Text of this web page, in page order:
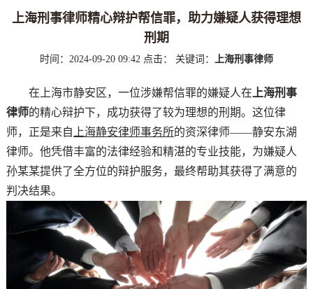
上海刑事律师精心辩护帮信罪，助力嫌疑人获得理想
刑期
时间：2024-09-20 09:42 点击： 关键词： 上海刑事律师
在上海市静安区，一位涉嫌帮信罪的嫌疑人在 上海刑事
律师的精心辩护下，成功获得了较为理想的刑期。这位律
师，正是来自 上海静安律师事务所的资深律师——静安东湖
律师。他凭借丰富的法律经验和精湛的专业技能，为嫌疑人
孙某某提供了全方位的辩护服务，最终帮助其获得了满意的
判决结果。